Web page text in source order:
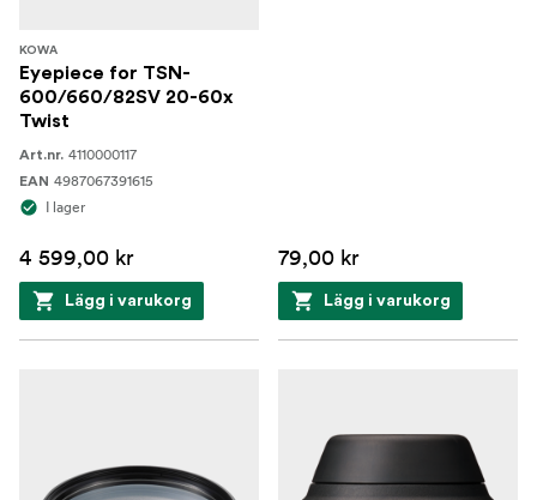
KOWA
Eyepiece for TSN-
600/660/82SV 20-60x
Twist
Art.nr. 4110000117
EAN 4987067391615
I lager
4 599,00 kr
Lägg i varukorg
79,00 kr
Lägg i varukorg